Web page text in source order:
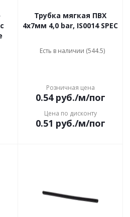
Трубка мягкая ПВХ
4х7мм 4,0 bar, IS0014 SPEC
Есть в наличии (544.5)
Розничная цена
0.54руб./м/пог
Цена по дисконту
0.51 руб./м/пог